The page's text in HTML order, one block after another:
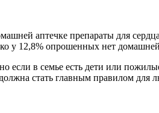
аптечке препараты для
у 12,8% опрошенных нет
если в семье есть дети или
стать главным правилом